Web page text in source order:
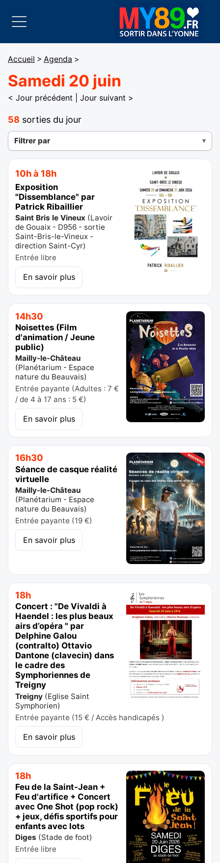
Accueil > Agenda >
Samedi 20 juin
< Jour précédent Jour suivant >
58 sorties du jour
Filtrer par
10h à 18h
Exposition
"Dissemblance" par
Patrick Ribaillier
Saint Bris le Vineux (Lavoir
de Gouaix - D956 - sortie
Saint-Bris-le-Vineux -
direction Saint-Cyr)
Entrée libre
En savoir plus
14h30
Noisettes (Film
d'animation / Jeune
public)
Mailly-le-Château
(Planétarium - Espace
nature du Beauvais)
Entrée payante (Adultes : 7 €
/ de 4 à 17 ans : 5 €)
En savoir plus
16h30
Séance de casque réalité
virtuelle
Mailly-le-Château
(Planétarium - Espace
nature du Beauvais)
Entrée payante (19 €)
En savoir plus
18h
Concert : "De Vivaldi à
Haendel : les plus beaux
airs d’opéra " par
Delphine Galou
(contralto) Ottavio
Dantone (clavecin) dans
le cadre des
Symphoriennes de
Treigny
Treigny (Eglise Saint
Symphorien)
Entrée payante (15 € / Accès handicapés )
En savoir plus
18h
Feu de la Saint-Jean +
Feu d'artifice + Concert
avec One Shot (pop rock)
+ jeux, défis sportifs pour
enfants avec lots
Diges (Stade de foot)
Entrée libre